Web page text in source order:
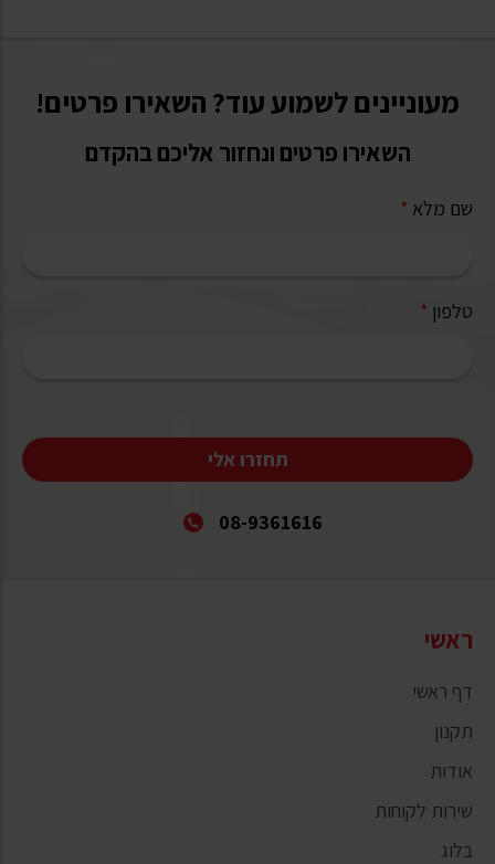
מעוניינים לשמוע עוד? השאירו פרטים!
השאירו פרטים ונחזור אליכם בהקדם
שם מלא *
טלפון *
תחזרו אלי
08-9361616
ראשי
דף ראשי
תקנון
אודות
שירות לקוחות
בלוג